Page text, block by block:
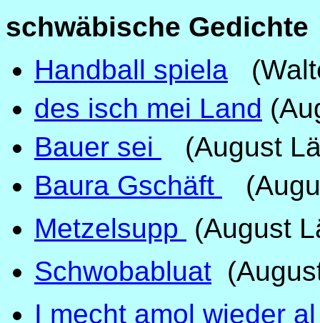
schwäbische Gedichte
Handball spiela
des isch mei Land
Bauer sei
(August
Baura Gschäft
Metzelsupp
(August
Schwobabluat
I mecht amol wieder